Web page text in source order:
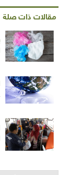
مقالات ذات صلة